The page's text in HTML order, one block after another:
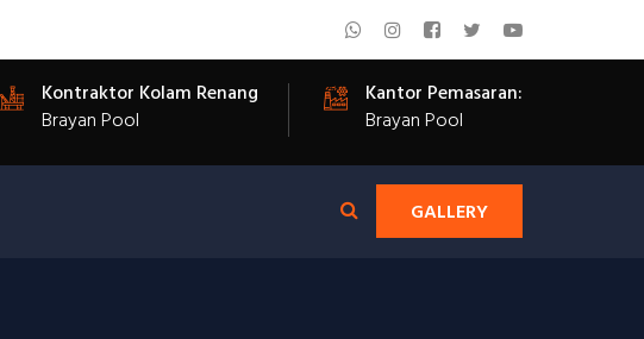
Kontraktor Kolam Renang
Brayan Pool
Kantor Pemasaran:
Brayan Pool
GALLERY